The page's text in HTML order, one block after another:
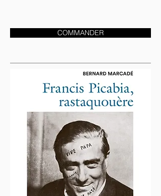
COMMANDER